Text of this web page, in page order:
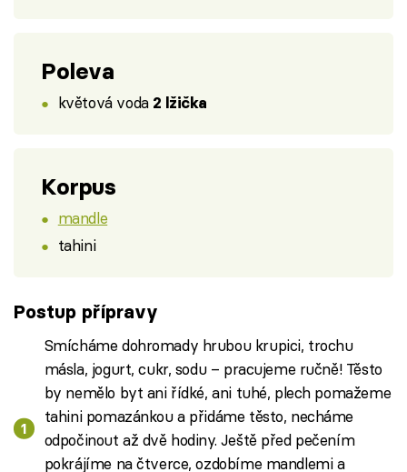
Poleva
květová voda 2 lžička
Korpus
mandle
tahini
Postup přípravy
Smícháme dohromady hrubou krupici, trochu
másla, jogurt, cukr, sodu – pracujeme ručně! Těsto
by nemělo byt ani řídké, ani tuhé, plech pomažeme
tahini pomazánkou a přidáme těsto, necháme
odpočinout až dvě hodiny. Ještě před pečením
pokrájíme na čtverce, ozdobíme mandlemi a